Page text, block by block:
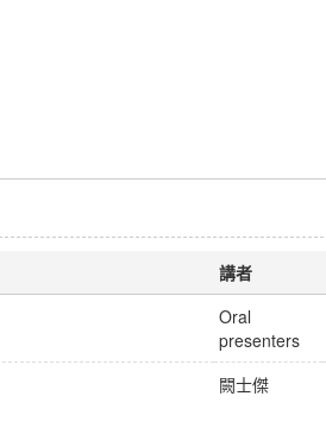
講者
Oral
presenters
闕士傑